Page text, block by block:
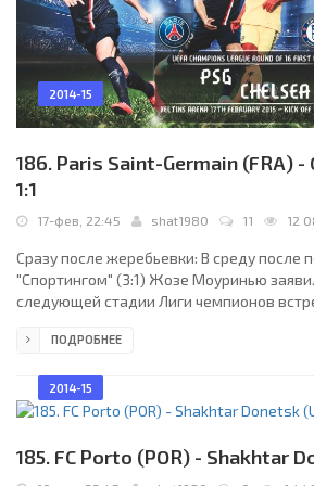
2014-15
186. Paris Saint-Germain (FRA) -
1:1
17-фев, 22:45 shat1980 11 12
Сразу после жеребьевки: В среду после
"Спортингом" (3:1) Жозе Моуринью
следующей стадии Лиги чемпионов
четвертьфинале (1:3, 2:0). "Париж стал
португалец.
ПОДРОБНЕЕ
2014-15
185. FC Porto (POR) - Shakhtar